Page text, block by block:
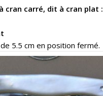
cran carré, dit à cran plat :
5.5 cm en position fermé.